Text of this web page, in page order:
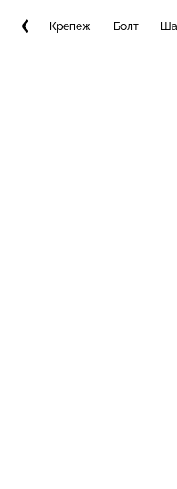
Крепеж Болт